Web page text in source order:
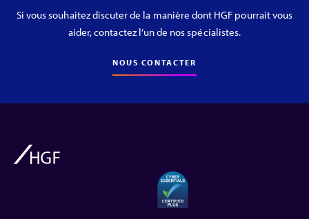
Si vous souhaitez discuter de la manière dont HGF pourrait vous
aider, contactez l’un de nos spécialistes.
NOUS CONTACTER